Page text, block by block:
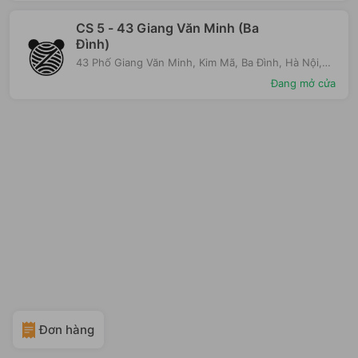
CS 5 - 43 Giang Văn Minh (Ba
Đình)
43 Phố Giang Văn Minh, Kim Mã, Ba Đình, Hà Nội,
Đang mở cửa
Đơn hàng